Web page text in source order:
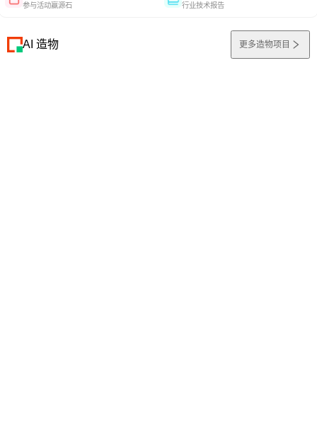
参与活动赢源石 行业技术报告
AI 造物 更多造物项目